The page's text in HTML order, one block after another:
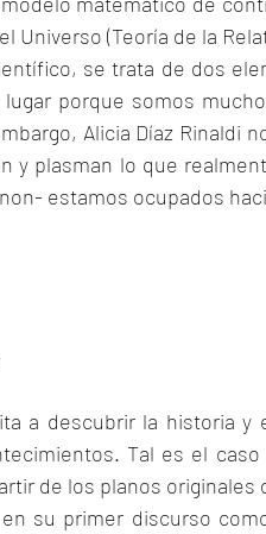
Universo (Teoría de la
se trata de dos
porque somos
Alicia Díaz Rinaldi
y plasman lo que
estamos ocupados
a descubrir la historia
Tal es el
de los planos originales
su primer discurso